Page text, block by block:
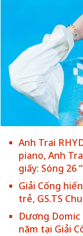
Anh Trai
piano, Anh
giấy: Sóng 26
Giải Cống
trẻ, GS.TS
Dương
năm tại Giải